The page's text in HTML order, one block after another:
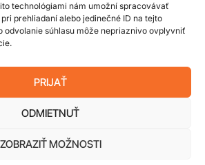
technológiami nám umožní spracovávať
prehliadaní alebo jedinečné ID na tejto
odvolanie súhlasu môže nepriaznivo ovplyvniť
PRIJAŤ
ODMIETNUŤ
ZOBRAZIŤ MOŽNOSTI